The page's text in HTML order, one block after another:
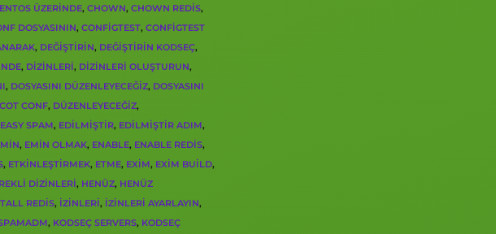
ÜZERINDE, CHOWN, CHOWN REDIS,
DOSYASININ, CONFIGTEST, CONFIGTEST
, DEĞIŞTIRIN, DEĞIŞTIRIN KODSEÇ,
, DIZINLERI, DIZINLERI OLUŞTURUN,
, DOSYASINI DÜZENLEYECEĞIZ, DOSYASINI
CONF, DÜZENLEYECEĞIZ,
EASY SPAM, EDILMIŞTIR, EDILMIŞTIR ADIM,
, EMIN OLMAK, ENABLE, ENABLE REDIS,
, ETKINLEŞTIRMEK, ETME, EXIM, EXIM BUILD,
DIZINLERI, HENÜZ, HENÜZ
REDIS, IZINLERI, IZINLERI AYARLAYIN,
, KODSEÇ SERVERS, KODSEÇ